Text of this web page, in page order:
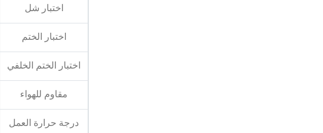
اختبار شل
اختبار الختم
اختبار الختم الخلفي
مقاوم للهواء
درجة حرارة العمل